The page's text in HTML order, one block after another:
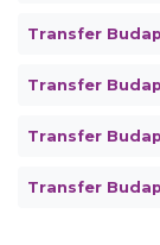
Transfer
Transfer
Transfer
Transfer